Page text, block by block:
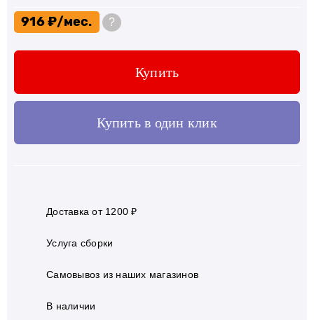
916 ₽ ?
Купить
Купить в один клик
Доставка от 1200 ₽
Услуга сборки
Самовывоз из наших магазинов
В наличии